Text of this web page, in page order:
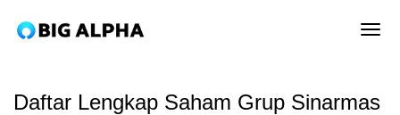
Daftar Lengkap Saham Grup Sinarmas